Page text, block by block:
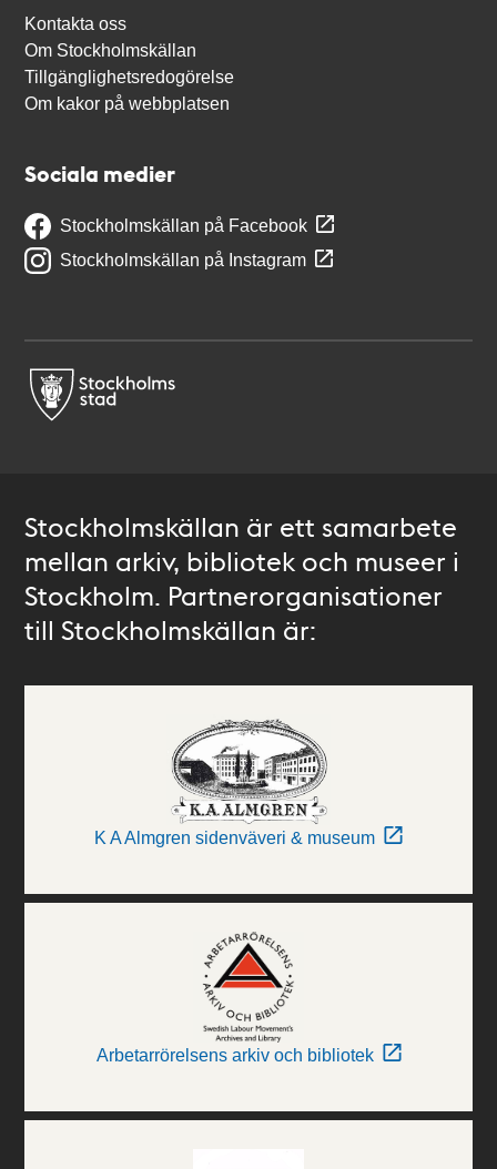
Kontakta oss
Om Stockholmskällan
Tillgänglighetsredogörelse
Om kakor på webbplatsen
Sociala medier
Stockholmskällan på Facebook
Stockholmskällan på Instagram
Stockholmskällan är ett samarbete
mellan arkiv, bibliotek och museer i
Stockholm. Partnerorganisationer
till Stockholmskällan är:
K A Almgren sidenväveri & museum
Arbetarrörelsens arkiv och bibliotek